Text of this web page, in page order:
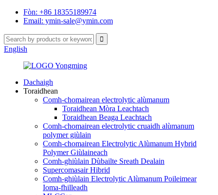
Fòn: +86 18355189974
Email: ymin-sale@ymin.com
English
Dachaigh
Toraidhean
Comh-chomairean electrolytic alùmanum
Toraidhean Mòra Leachtach
Toraidhean Beaga Leachtach
Comh-chomairean electrolytic cruaidh alùmanum
polymer giùlain
Comh-chomairean Electrolytic Alùmanum Hybrid
Polymer Giùlaineach
Comh-ghiùlain Dùbailte Sreath Dealain
Supercomasair Hibrid
Comh-ghiùlain Electrolytic Alùmanum Poileimear
Ioma-fhilleadh